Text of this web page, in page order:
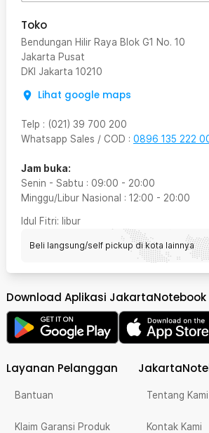
Toko
Bendungan Hilir Raya Blok G1 No. 10
Jakarta Pusat
DKI Jakarta 10210
Lihat google maps
Telp : (021) 39 700 200
Whatsapp Sales / COD : 0896 135 222
Jam buka:
Senin - Sabtu : 09:00 - 20:00
Minggu/Libur Nasional : 12:00 - 20:00
Idul Fitri: libur
Beli langsung/self pickup di kota lainnya
Download Aplikasi JakartaNotebook
Layanan Pelanggan
Bantuan
Klaim Garansi Produk
Tentang Kami
Kontak Kami